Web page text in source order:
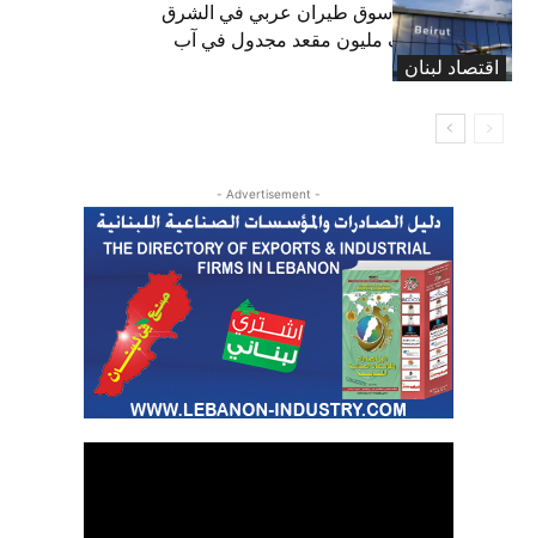
اقتصاد لبنان
لبنان ثامن أكبر سوق طيران عربي في الشرق
الأوسط… نصف مليون مقعد مجدول في آب
(انفوغراف)
- Advertisement -